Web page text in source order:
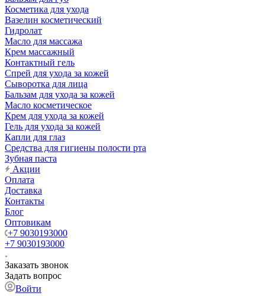
Косметика для ухода
Вазелин косметический
Гидролат
Масло для массажа
Крем массажный
Контактный гель
Спрей для ухода за кожей
Сыворотка для лица
Бальзам для ухода за кожей
Масло косметическое
Крем для ухода за кожей
Гель для ухода за кожей
Капли для глаз
Средства для гигиены полости рта
Зубная паста
Акции
Оплата
Доставка
Контакты
Блог
Оптовикам
+7 9030193000
+7 9030193000
Заказать звонок
Задать вопрос
Войти